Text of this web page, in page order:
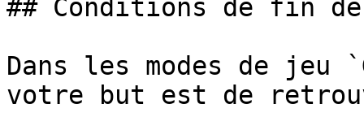
## Conditions de fin
Dans les modes de
votre but est de